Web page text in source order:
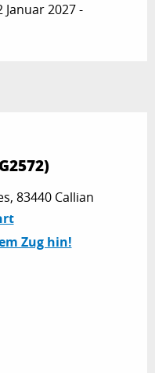
Januar 2027 -
83440 Callian
Zug hin!